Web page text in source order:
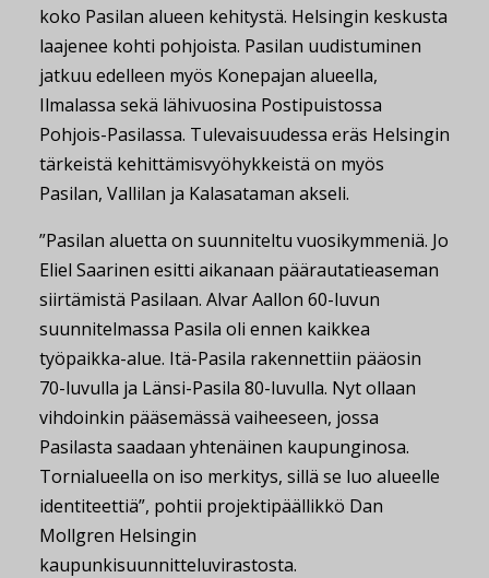
koko Pasilan alueen kehitystä. Helsingin keskusta
laajenee kohti pohjoista. Pasilan uudistuminen
jatkuu edelleen myös Konepajan alueella,
Ilmalassa sekä lähivuosina Postipuistossa
Pohjois-Pasilassa. Tulevaisuudessa eräs Helsingin
tärkeistä kehittämisvyöhykkeistä on myös
Pasilan, Vallilan ja Kalasataman akseli.
”Pasilan aluetta on suunniteltu vuosikymmeniä. Jo
Eliel Saarinen esitti aikanaan päärautatieaseman
siirtämistä Pasilaan. Alvar Aallon 60-luvun
suunnitelmassa Pasila oli ennen kaikkea
työpaikka-alue. Itä-Pasila rakennettiin pääosin
70-luvulla ja Länsi-Pasila 80-luvulla. Nyt ollaan
vihdoinkin pääsemässä vaiheeseen, jossa
Pasilasta saadaan yhtenäinen kaupunginosa.
Tornialueella on iso merkitys, sillä se luo alueelle
identiteettiä”, pohtii projektipäällikkö Dan
Mollgren Helsingin
kaupunkisuunnitteluvirastosta.